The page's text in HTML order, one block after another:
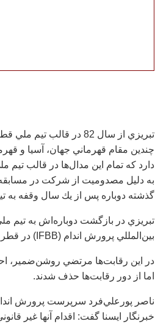
تبريزي از سال 82 در
به دليل مصدوميت از شركت در
گذشته دوباره پس از يك سال وقفه به
تبريزي در بازگشت دوباره‌اش به تيم
بين‌المللي پرورش اندام (IFBB) در قطر برگزار شد، عنوان قهرماني جهان را كسب كرد.
در اين رقابت‌ها مرتضي روشن‌ضمير،
اما از دور رقابت‌ها حذف شدند.
ناصر پورعلي‌فرد سرپرست پرورش
خبرنگار ايسنا گفت: اقدام آنها غير